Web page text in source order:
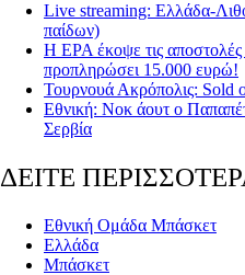
Live streaming: Ελλάδα-
παίδων)
Η ΕΡΑ έκοψε τις
προπληρώσει 15.000 ευρώ!
Τουρνουά Ακρόπολις: Sold
Εθνική: Νοκ άουτ ο
Σερβία
ΔΕΙΤΕ
Εθνική Ομάδα Μπάσκετ
Ελλάδα
Μπάσκετ